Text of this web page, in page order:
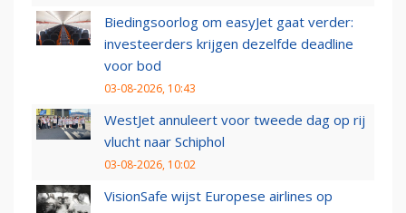
Biedingsoorlog om easyJet gaat verder:
investeerders krijgen dezelfde deadline
voor bod
03-08-2026, 10:43
WestJet annuleert voor tweede dag op rij
vlucht naar Schiphol
03-08-2026, 10:02
VisionSafe wijst Europese airlines op